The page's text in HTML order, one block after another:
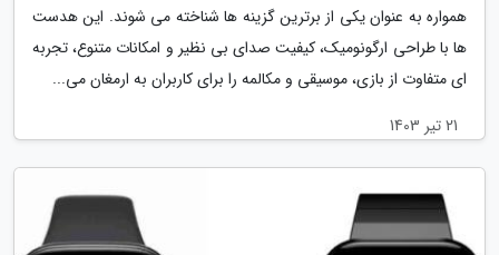
همواره به عنوان یکی از برترین گزینه ها شناخته می شوند. این هدست
ها با طراحی ارگونومیک، کیفیت صدای بی نظیر و امکانات متنوع، تجربه
ای متفاوت از بازی، موسیقی و مکالمه را برای کاربران به ارمغان می...
21 تیر 1403